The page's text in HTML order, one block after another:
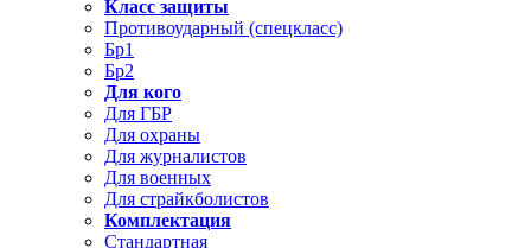
Класс защиты
Противоударный (спецкласс)
Бр1
Бр2
Для кого
Для ГБР
Для охраны
Для журналистов
Для военных
Для страйкболистов
Комплектация
Стандартная